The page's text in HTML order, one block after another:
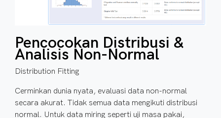
Pencocokan Distribusi &
Analisis Non-Normal
Distribution Fitting
Cerminkan dunia nyata, evaluasi data non-normal
secara akurat. Tidak semua data mengikuti distribusi
normal. Untuk data miring seperti uji masa pakai,